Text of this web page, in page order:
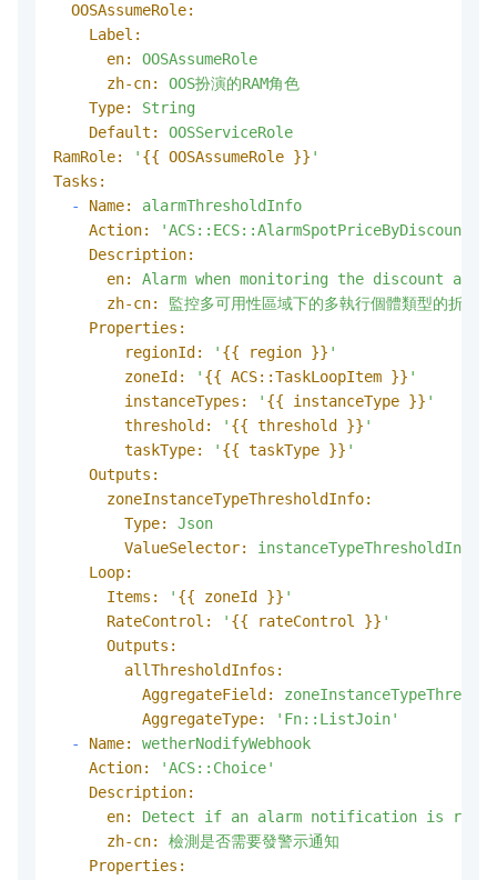
OOSAssumeRole:
Label:
en:
OOSAssumeRole
zh-cn:
OOS扮演的RAM角色
Type:
String
Default:
OOSServiceRole
RamRole:
' {{ OOSAssumeRole }} '
Tasks:
-
Name:
alarmThresholdInfo
Action:
Description:
en:
Alarm when monitoring the discount and
zh-cn:
監控多可用性區域下的多執行個體類型的折扣
Properties:
regionId:
' {{ region }} '
zoneId:
' {{ ACS::TaskLoopItem }} '
instanceTypes:
' {{ instanceType }} '
threshold:
' {{ threshold }} '
taskType:
' {{ taskType }} '
Outputs:
zoneInstanceTypeThresholdInfo:
Type:
Json
ValueSelector:
instanceTypeThresholdInfo
Loop:
Items:
' {{ zoneId }} '
RateControl:
' {{ rateControl }} '
Outputs:
allThresholdInfos:
AggregateField:
AggregateType:
'Fn::ListJoin'
-
Name:
wetherNodifyWebhook
Action:
'ACS::Choice'
Description:
en:
Detect if an alarm notification is
zh-cn:
檢測是否需要發警示通知
Properties: